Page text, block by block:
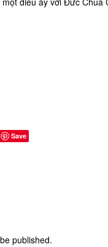
Save
published.